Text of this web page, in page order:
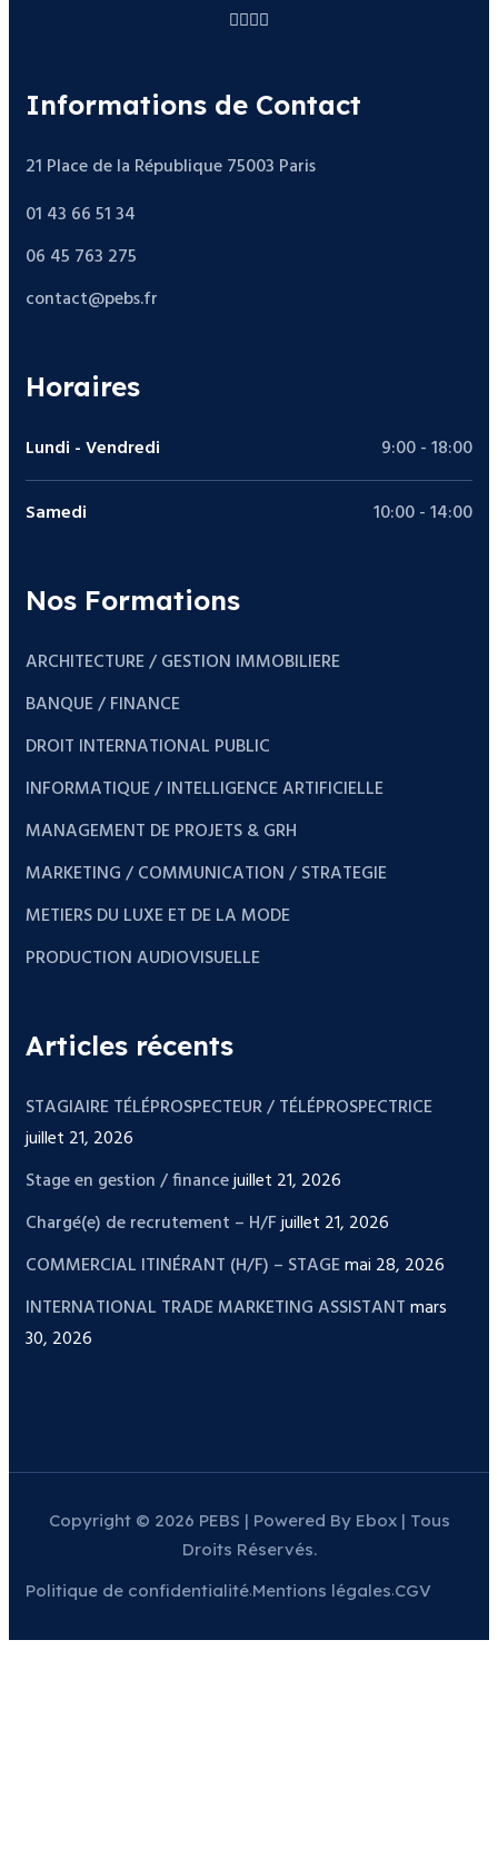
Informations de Contact
21 Place de la République 75003 Paris
01 43 66 51 34
06 45 763 275
contact@pebs.fr
Horaires
Lundi - Vendredi 9:00 - 18:00
Samedi 10:00 - 14:00
Nos Formations
ARCHITECTURE / GESTION IMMOBILIERE
BANQUE / FINANCE
DROIT INTERNATIONAL PUBLIC
INFORMATIQUE / INTELLIGENCE ARTIFICIELLE
MANAGEMENT DE PROJETS & GRH
MARKETING / COMMUNICATION / STRATEGIE
METIERS DU LUXE ET DE LA MODE
PRODUCTION AUDIOVISUELLE
Articles récents
STAGIAIRE TÉLÉPROSPECTEUR / TÉLÉPROSPECTRICE
juillet 21, 2026
Stage en gestion / financejuillet 21, 2026
Chargé(e) de recrutement – H/Fjuillet 21, 2026
COMMERCIAL ITINÉRANT (H/F) – STAGEmai 28, 2026
INTERNATIONAL TRADE MARKETING ASSISTANTmars
30, 2026
Copyright © 2026 PEBS | Powered By Ebox | Tous
Droits Réservés.
Politique de confidentialité Mentions légales CGV